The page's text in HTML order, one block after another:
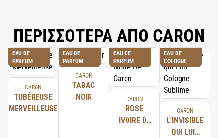
ΠΕΡΙΣΣΟΤΕΡΑ ΑΠΟ CARON
EAU DE
PARFUM
CARON
TUBÉREUSE
MERVEILLEUSE
EAU DE
PARFUM
CARON
TABAC
NOIR
EAU DE
PARFUM
CARON
ROSE
IVOIRE DE
EAU DE
COLOGNE
CARON
L'INVISIBLE
QUI LUIT